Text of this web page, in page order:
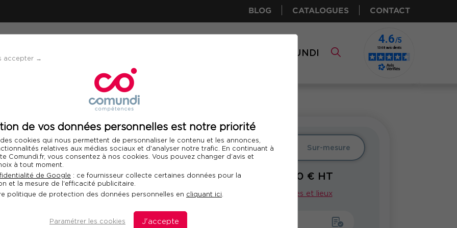
accepter →
de vos données personnelles est notre priorité
cookies qui nous permettent de personnaliser le contenu et les annonces,
relatives aux médias sociaux et d'analyser notre trafic. En continuant à
Comundi.fr, vous consentez à nos cookies. Vous pouvez changer d’avis et
à tout moment.
de Google : ce fournisseur collecte certaines données pour la
et la mesure de l'efficacité publicitaire.
politique de protection des données personnelles en cliquant ici.
Paramétrer les cookies J'accepte
BLOG CATALOGUES CONTACT
COMUNDI
Télécharger le programme
non
s'affirmer sans être chef
Inter Intra Sur-mesure
À PARTIR DE 1300 € HT
Voir nos dates et lieux